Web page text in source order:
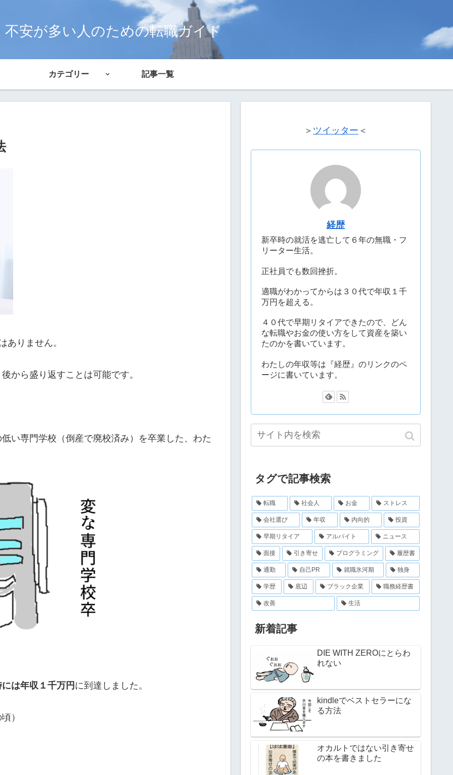
不安が多い人のための転職ガイド
カテゴリー 記事一覧
ありません。
から盛り返すことは可能です。
い専門学校（倒産で廃校済み）を卒業した、わた
は年収１千万円 に到達しました。
）
＞ ツイッター ＜
経歴
新卒時の就活を逃亡して６年の無職・フ
リーター生活。
正社員でも数回挫折。
適職がわかってからは３０代で年収１千
万円を超える。
４０代で早期リタイアできたので、どん
な転職やお金の使い方をして資産を築い
たのかを書いています。
わたしの年収等は『経歴』のリンクのペ
ージに書いています。
タグで記事検索
転職 社会人 お金 ストレス
会社選び 年収 内向的 投資
早期リタイア アルバイト ニュース
面接 引き寄せ プログラミング 履歴書
通勤 自己PR 就職氷河期 独身
学歴 底辺 ブラック企業 職務経歴書
改善 生活
新着記事
DIE WITH ZEROにとらわ
れない
kindleでベストセラーにな
る方法
オカルトではない引き寄せ
の本を書きました